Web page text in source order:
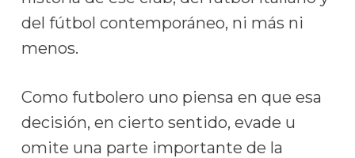
del fútbol contemporáneo, ni más ni
menos.
Como futbolero uno piensa en que esa
decisión, en cierto sentido, evade u
omite una parte importante de la